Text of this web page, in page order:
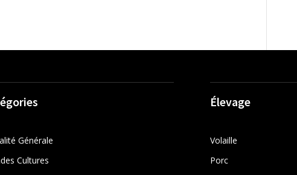
Générale
Cultures
Élevage
Volaille
Porc